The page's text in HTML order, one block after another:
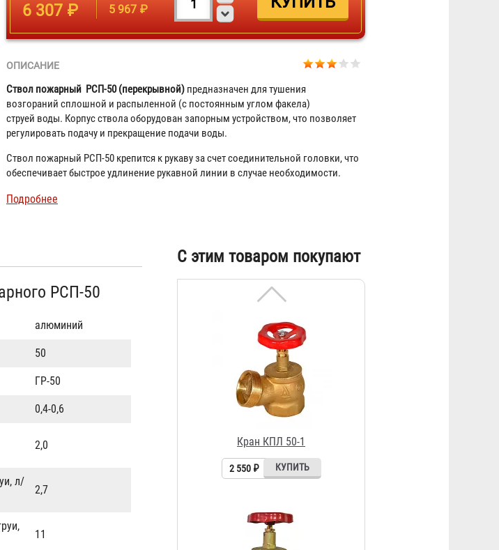
6 307 ₽ 5 967 ₽
ОПИСАНИЕ
Ствол пожарный РСП-50 (перекрывной) предназначен для тушения
возгораний сплошной и распыленной (с постоянным углом факела)
струей воды. Корпус ствола оборудован запорным устройством, что позволяет
регулировать подачу и прекращение подачи воды.
Ствол пожарный РСП-50 крепится к рукаву за счет соединительной головки, что
обеспечивает быстрое удлинение рукавной линии в случае необходимости.
Подробнее
РСП-50
алюминий
50
ГР-50
0,4-0,6
2,0
л/
2,7
11
С этим товаром покупают
145 ₽
Кран КПЛ 50-1
Кран КПЛП 50-1
2 418 ₽